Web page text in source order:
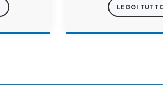
LEGGI